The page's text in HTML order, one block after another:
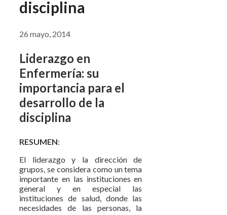
disciplina
26 mayo, 2014
Liderazgo en
Enfermería: su
importancia para el
desarrollo de la
disciplina
RESUMEN:
El liderazgo y la dirección de
grupos, se considera como un tema
importante en las instituciones en
general y en especial las
instituciones de salud, donde las
necesidades de las personas, la